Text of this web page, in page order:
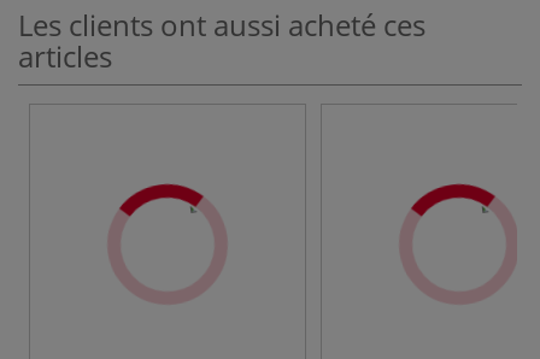
Les clients ont aussi acheté ces
articles